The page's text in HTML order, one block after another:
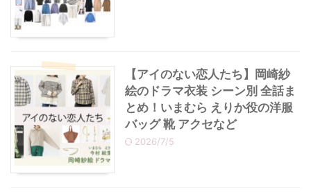
【アイのない恋人たち】岡崎紗
絵のドラマ衣装 シーン別 全話ま
とめ！いまむら えりか役の洋服
バッグ 靴 アクセなど
2026/7/5